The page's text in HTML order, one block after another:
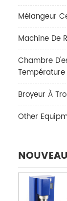
Mélangeur
Machine De
Chambre
Température
Broyeur À
Other